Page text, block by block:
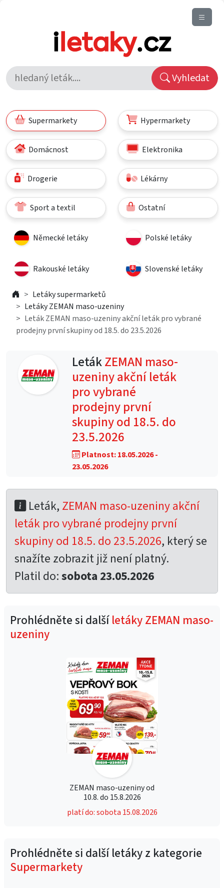
Vyhledat
Supermarkety Hypermarkety
Domácnost Elektronika
Drogerie Lékárny
Sport a textil Ostatní
Německé letáky Polské letáky
Rakouské letáky Slovenské letáky
Letáky supermarketů
Letáky ZEMAN maso-uzeniny
Leták ZEMAN maso-uzeniny akční leták pro vybrané
prodejny první skupiny od 18.5. do 23.5.2026
LetákZEMAN maso-
uzeniny akční leták
pro vybrané
prodejny první
skupiny od 18.5. do
23.5.2026
Platnost: 18.05.2026 -
23.05.2026
Leták, ZEMAN maso-uzeniny akční
leták pro vybrané prodejny první
skupiny od 18.5. do 23.5.2026, který se
snažíte zobrazit již není platný.
Platil do:sobota 23.05.2026
Prohlédněte si dalšíletáky ZEMAN maso-
uzeniny
ZEMAN maso-uzeniny od
10.8. do 15.8.2026
platí do: sobota 15.08.2026
Prohlédněte si další letáky z kategorie
Supermarkety